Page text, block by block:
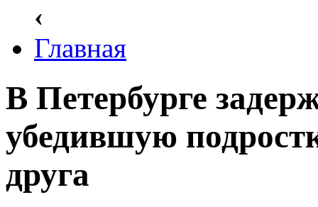
‹
Главная
В Петербурге
убедившую
друга